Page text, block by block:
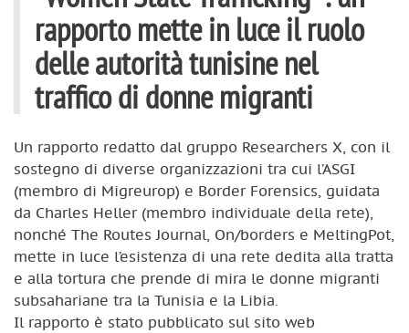
rapporto mette in luce il ruolo
delle autorità tunisine nel
traffico di donne migranti
Un rapporto redatto dal gruppo Researchers X, con il
sostegno di diverse organizzazioni tra cui l’ASGI
(membro di Migreurop) e Border Forensics, guidata
da Charles Heller (membro individuale della rete),
nonché The Routes Journal, On/borders e MeltingPot,
mette in luce l’esistenza di una rete dedita alla tratta
e alla tortura che prende di mira le donne migranti
subsahariane tra la Tunisia e la Libia.
Il rapporto è stato pubblicato sul sito web